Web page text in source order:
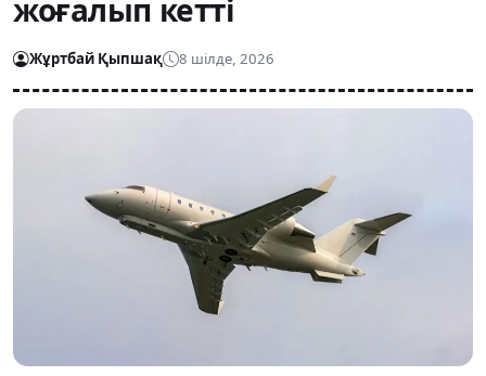
жоғалып кетті
Жұртбай Қыпшақ 8 шілде, 2026